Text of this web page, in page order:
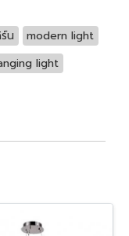
น
modern light
light